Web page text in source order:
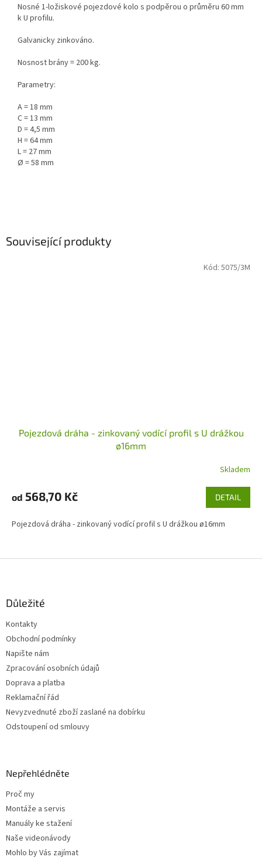
Související produkty
Pojezdová dráha - zinkovaný vodící profil s U drážkou
ø16mm
Skladem
od 568,70 Kč DETAIL
Pojezdová dráha - zinkovaný vodící profil s U drážkou ø16mm
Kód: 5075/3M
Nosné 1-ložiskové pojezdové kolo s podpěrou o průměru 60 mm
k U profilu.
Galvanicky zinkováno.
Nosnost brány = 200 kg.
Parametry:
A = 18 mm
C = 13 mm
D = 4,5 mm
H = 64 mm
L = 27 mm
Ø = 58 mm
Důležité
Kontakty
Obchodní podmínky
Napište nám
Zpracování osobních údajů
Doprava a platba
Reklamační řád
Nevyzvednuté zboží zaslané na dobírku
Odstoupení od smlouvy
Nepřehlédněte
Proč my
Montáže a servis
Manuály ke stažení
Naše videonávody
Mohlo by Vás zajímat